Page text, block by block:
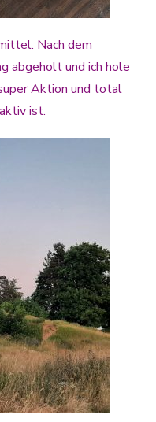
Nach dem
abgeholt und ich hole
Aktion und total
ist.